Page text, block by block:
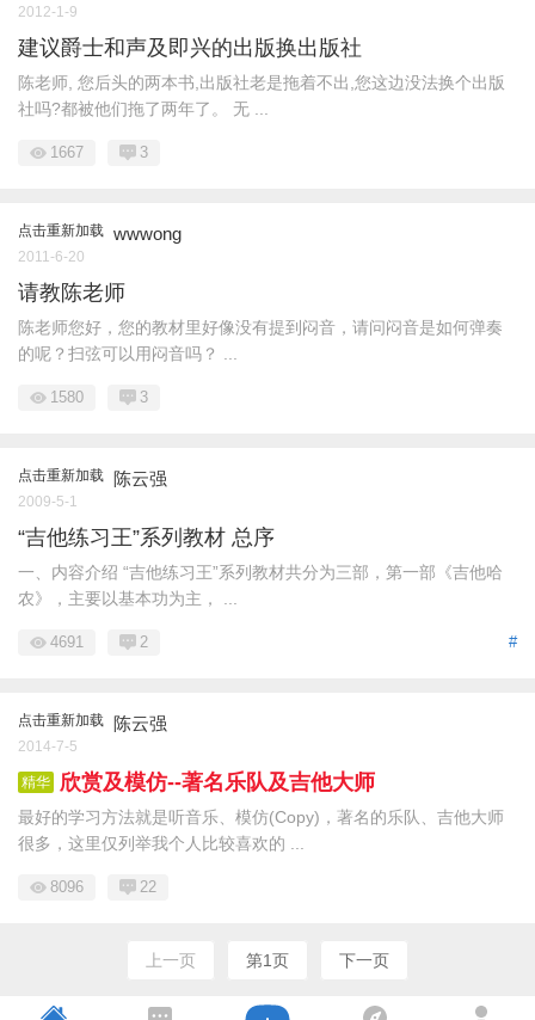
2012-1-9
建议爵士和声及即兴的出版换出版社
陈老师, 您后头的两本书,出版社老是拖着不出,您这边没法换个出版
社吗?都被他们拖了两年了。 无 ...
1667 3
点击重新加载 wwwong
2011-6-20
请教陈老师
陈老师您好，您的教材里好像没有提到闷音，请问闷音是如何弹奏
的呢？扫弦可以用闷音吗？ ...
1580 3
点击重新加载 陈云强
2009-5-1
“吉他练习王”系列教材 总序
一、内容介绍 “吉他练习王”系列教材共分为三部，第一部《吉他哈
农》，主要以基本功为主， ...
#
4691 2
点击重新加载 陈云强
2014-7-5
精华 欣赏及模仿--著名乐队及吉他大师
最好的学习方法就是听音乐、模仿(Copy)，著名的乐队、吉他大师
很多，这里仅列举我个人比较喜欢的 ...
8096 22
上一页 第1页 下一页